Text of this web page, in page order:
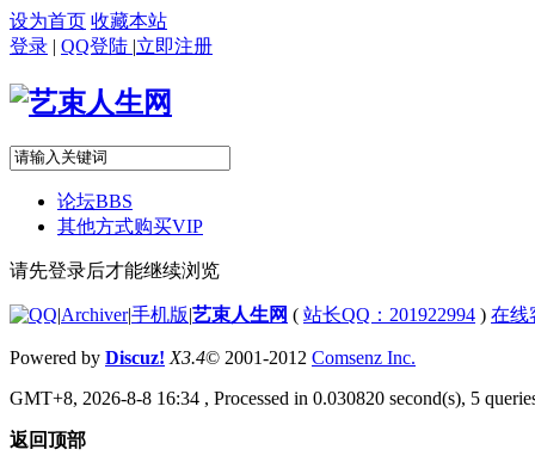
设为首页 收藏本站
登录 | QQ登陆 |立即注册
论坛BBS
其他方式购买VIP
请先登录后才能继续浏览
|Archiver|手机版|艺束人生网 ( 站长QQ：201922994 ) 在线
Powered by Discuz! X3.4© 2001-2012 Comsenz Inc.
GMT+8, 2026-8-8 16:34 , Processed in 0.030820 second(s), 5
返回顶部